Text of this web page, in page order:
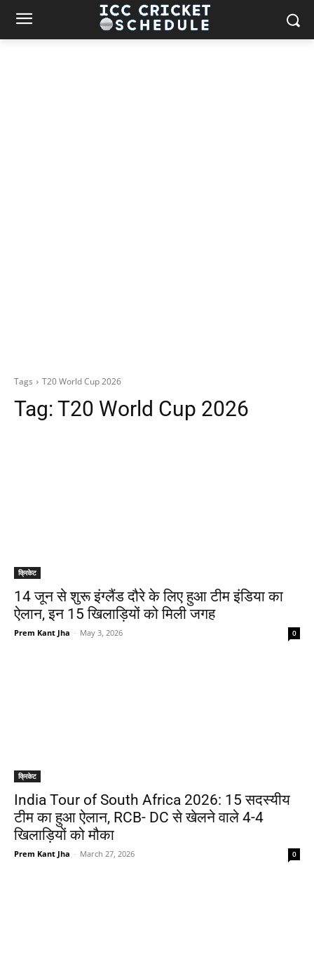
Tags T20 World Cup 2026
Tag: T20 World Cup 2026
क्रिकेट
14 जून से शुरू इंग्लैंड दौरे के लिए हुआ टीम इंडिया का
ऐलान, इन 15 खिलाड़ियों को मिली जगह
Prem Kant Jha - May 3, 2026 0
क्रिकेट
India Tour of South Africa 2026: 15 सदस्यीय
टीम का हुआ ऐलान, RCB- DC से खेलने वाले 4-4
खिलाड़ियों को मौका
Prem Kant Jha - March 27, 2026 0